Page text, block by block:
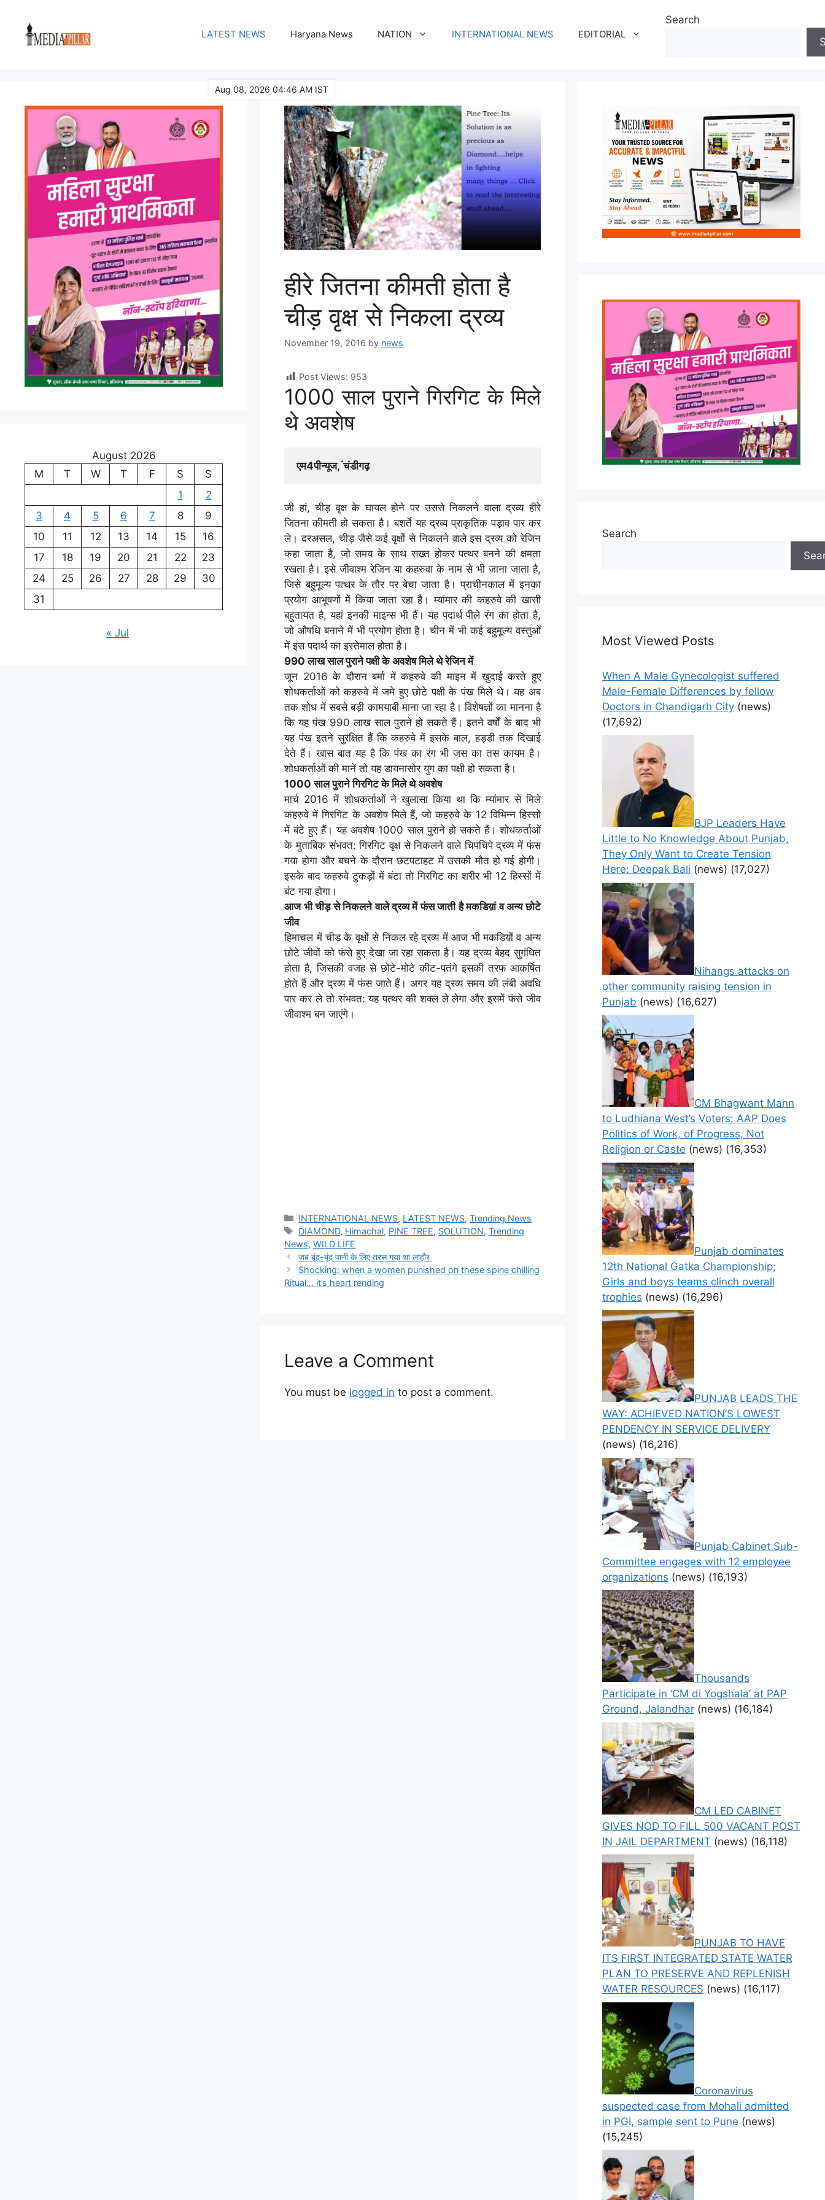
content
LATEST NEWS Haryana News NATION INTERNATIONAL NEWS EDITORIAL
Search
हीरे जितना कीमती होता है
चीड़ वृक्ष से निकला द्रव्य
November 19, 2016 by news
Post Views: 953
1000 साल पुराने गिरगिट के मिले
थे अवशेष
एम4पीन्यूज, ंचंडीगढ़
जी हां, चीड़ वृक्ष के घायल होने पर उससे निकलने वाला द्रव्य हीरे
जितना कीमती हो सकता है। बशर्ते यह द्रव्य प्राकृतिक पड़ाव पार कर
ले। दरअसल, चीड़ जैसे कई वृक्षों से निकलने वाले इस द्रव्य को रेजिन
कहा जाता है, जो समय के साथ सख्त होकर पत्थर बनने की क्षमता
रखता है। इसे जीवाश्म रेजिन या कहरुवा के नाम से भी जाना जाता है,
जिसे बहुमूल्य पत्थर के तौर पर बेचा जाता है। प्राचीनकाल में इनका
प्रयोग आभूषणों में किया जाता रहा है। म्यांमार की कहरुवे की खासी
बहुतायत है, यहां इनकी माइन्स भी हैं। यह पदार्थ पीले रंग का होता है,
जो औषधि बनाने में भी प्रयोग होता है। चीन में भी कई बहुमूल्य वस्तुओं
में इस पदार्थ का इस्तेमाल होता है।
990 लाख साल पुराने पक्षी के अवशेष मिले थे रेजिन में
जून 2016 के दौरान बर्मा में कहरुवे की माइन में खुदाई करते हुए
शोधकर्ताओं को कहरुवे में जमे हुए छोटे पक्षी के पंख मिले थे। यह अब
तक शोध में सबसे बड़ी कामयाबी माना जा रहा है। विशेषज्ञों का मानना है
कि यह पंख 990 लाख साल पुराने हो सकते हैं। इतने वर्षों के बाद भी
यह पंख इतने सुरक्षित हैं कि कहरुवे में इसके बाल, हड्डी तक दिखाई
देते हैं। खास बात यह है कि पंख का रंग भी जस का तस कायम है।
शोधकर्ताओं की मानें तो यह डायनासोर युग का पक्षी हो सकता है।
1000 साल पुराने गिरगिट के मिले थे अवशेष
मार्च 2016 में शोधकर्ताओं ने खुलासा किया था कि म्यांमार से मिले
कहरुवे में गिरगिट के अवशेष मिले हैं, जो कहरुवे के 12 विभिन्न हिस्सों
में बंटे हुए हैं। यह अवशेष 1000 साल पुराने हो सकते हैं। शोधकर्ताओं
के मुताबिक संभवत: गिरगिट वृक्ष से निकलने वाले चिपचिपे द्रव्य में फंस
गया होगा और बचने के दौरान छटपटाहट में उसकी मौत हो गई होगी।
इसके बाद कहरुवे टुकड़ों में बंटा तो गिरगिट का शरीर भी 12 हिस्सों में
बंट गया होगा।
आज भी चीड़ से निकलने वाले द्रव्य में फंस जाती है मकडिय़ां व अन्य छोटे
जीव
हिमाचल में चीड़ के वृक्षों से निकल रहे द्रव्य में आज भी मकडिय़ों व अन्य
छोटे जीवों को फंसे हुए देखा जा रहा सकता है। यह द्रव्य बेहद सुगंधित
होता है, जिसकी वजह से छोटे-मोटे कीट-पतंगे इसकी तरफ आकर्षित
होते हैं और द्रव्य में फंस जाते हैं। अगर यह द्रव्य समय की लंबी अवधि
पार कर ले तो संभवत: यह पत्थर की शक्ल ले लेगा और इसमें फंसे जीव
जीवाश्म बन जाएंगे।
Categories
INTERNATIONAL NEWS, LATEST NEWS,Trending News
Tags
DIAMOND, Himachal, PINE TREE, SOLUTION,Trending
News,WILD LIFE
जब बूंद-बूंद पानी के लिए तरस गया था लाहौर
Shocking: when a women punished on these spine chilling
Ritual… it’s heart rending
Leave a Comment
You must be logged in to post a comment.
August 2026
M
T W T F S
S
1
2
3
4 5 6 7 8
9
10
11 12 13 14 15
16
17
18 19 20 21 22
23
24
25 26 27 28 29
30
31
« Jul
Search
Most Viewed Posts
When A Male Gynecologist suffered
Male-Female Differences by fellow
Doctors in Chandigarh City (news)
(17,692)
BJP Leaders Have
Little to No Knowledge About Punjab,
They Only Want to Create Tension
Here: Deepak Bali (news) (17,027)
Nihangs attacks on
other community raising tension in
Punjab (news) (16,627)
CM Bhagwant Mann
to Ludhiana West’s Voters: AAP Does
Politics of Work, of Progress, Not
Religion or Caste (news) (16,353)
Punjab dominates
12th National Gatka Championship;
Girls and boys teams clinch overall
trophies (news) (16,296)
PUNJAB LEADS THE
WAY: ACHIEVED NATION’S LOWEST
PENDENCY IN SERVICE DELIVERY
(news) (16,216)
Punjab Cabinet Sub-
Committee engages with 12 employee
organizations (news) (16,193)
Thousands
Participate in ‘CM di Yogshala’ at PAP
Ground, Jalandhar (news) (16,184)
CM LED CABINET
GIVES NOD TO FILL 500 VACANT POST
IN JAIL DEPARTMENT (news) (16,118)
PUNJAB TO HAVE
ITS FIRST INTEGRATED STATE WATER
PLAN TO PRESERVE AND REPLENISH
WATER RESOURCES (news) (16,117)
Coronavirus
suspected case from Mohali admitted
in PGI, sample sent to Pune (news)
(15,245)
Aug 08, 2026 04:46 AM IST